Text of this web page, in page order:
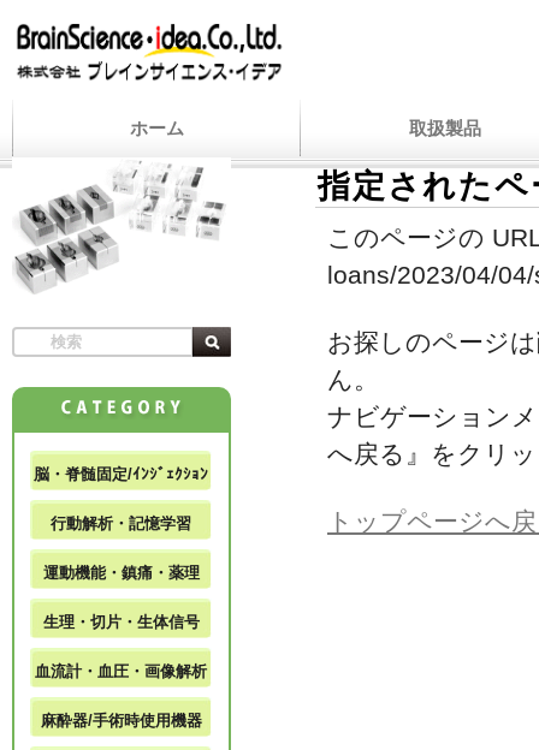
ホーム 取扱製品
指定された
このページの
loans/2023/04/
お探しのページ
ん。
ナビゲーション
へ戻る』をクリ
トップページへ
脳・脊髄固定/ｲﾝｼﾞｪｸｼｮﾝ
行動解析・記憶学習
運動機能・鎮痛・薬理
生理・切片・生体信号
血流計・血圧・画像解析
麻酔器/手術時使用機器